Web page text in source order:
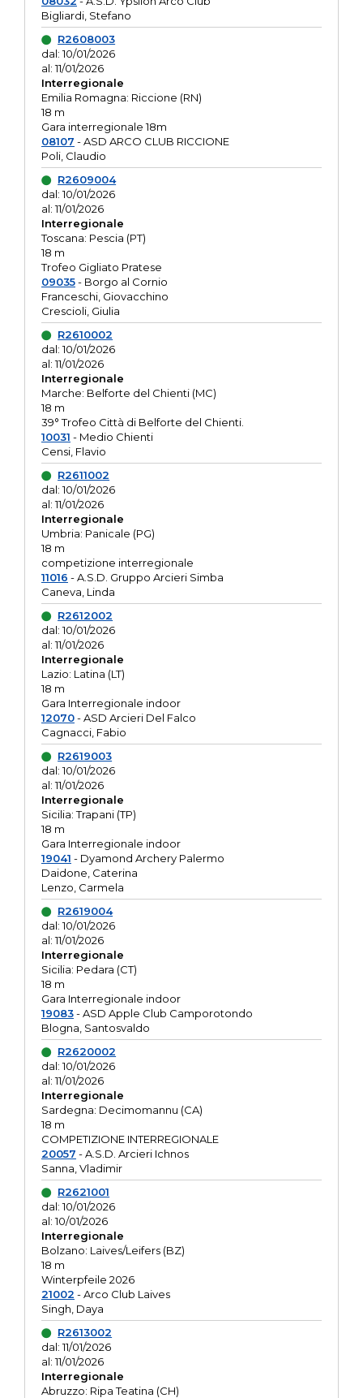
Bigliardi, Stefano
R2608003
dal: 10/01/2026
al: 11/01/2026
Interregionale
Emilia Romagna: Riccione (RN)
18 m
Gara interregionale 18m
08107 - ASD ARCO CLUB RICCIONE
Poli, Claudio
R2609004
dal: 10/01/2026
al: 11/01/2026
Interregionale
Toscana: Pescia (PT)
18 m
Trofeo Gigliato Pratese
09035- Borgo al Cornio
Franceschi, Giovacchino
Crescioli, Giulia
R2610002
dal: 10/01/2026
al: 11/01/2026
Interregionale
Marche: Belforte del Chienti (MC)
18 m
39° Trofeo Città di Belforte del Chienti.
10031 - Medio Chienti
Censi, Flavio
R2611002
dal: 10/01/2026
al: 11/01/2026
Interregionale
Umbria: Panicale (PG)
18 m
competizione interregionale
11016 - A.S.D. Gruppo Arcieri Simba
Caneva, Linda
R2612002
dal: 10/01/2026
al: 11/01/2026
Interregionale
Lazio: Latina (LT)
18 m
Gara Interregionale indoor
12070- ASD Arcieri Del Falco
Cagnacci, Fabio
R2619003
dal: 10/01/2026
al: 11/01/2026
Interregionale
Sicilia: Trapani (TP)
18 m
Gara Interregionale indoor
19041 - Dyamond Archery Palermo
Daidone, Caterina
Lenzo, Carmela
R2619004
dal: 10/01/2026
al: 11/01/2026
Interregionale
Sicilia: Pedara (CT)
18 m
Gara Interregionale indoor
19083- ASD Apple Club Camporotondo
Blogna, Santosvaldo
R2620002
dal: 10/01/2026
al: 11/01/2026
Interregionale
Sardegna: Decimomannu (CA)
18 m
COMPETIZIONE INTERREGIONALE
20057 - A.S.D. Arcieri Ichnos
Sanna, Vladimir
R2621001
dal: 10/01/2026
al: 10/01/2026
Interregionale
Bolzano: Laives/Leifers (BZ)
18 m
Winterpfeile 2026
21002 - Arco Club Laives
Singh, Daya
R2613002
dal: 11/01/2026
al: 11/01/2026
Interregionale
Abruzzo: Ripa Teatina (CH)